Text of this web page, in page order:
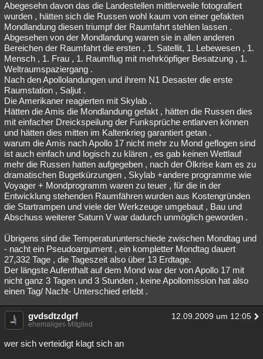
Abegesehn davon das die Landestellen mittlerweile fotografiert
wurden , hätten sich die Russen wohl kaum von einer gefakten
Mondlandung diesen triumpf der Raumfahrt stehlen lassen .
Abgesehen von der Mondlandung waren sie in allen anderen
Bereichen der Raumfahrt die ersten , 1. Satellit, 1. Lebewesen , 1.
Mensch , 1. Frau , 1. Raumflug mit mehrköpfiger Besatzung , 1.
Weltraumspaziergang .
Nach den Apollolandungen und ihrem N1 Desaster die erste
Raumstation , Saljut .
Die Amerikaner reagierten mit Skylab .
Hätten die Amis die Mondlandung gefakt , hätten die Russen dies
mit einfacher Dreickspeilung der Funksprüche entlarven können
und hätten dies mitten im Kaltenkrieg garantiert getan .
warum die Amis nach Apollo 17 nicht mehr zu Mond geflogen sind
ist auch einfach und logisch zu klären , es gab keinen Wettlauf
mehr die Russen hatten aufgegeben , nach der Ölkrise kam es zu
dramatischen Bugetkürzungen , Skylab +andere programme wie
Voyager + Mondprogramm waren zu teuer , für die in der
Entwicklung stehenden Raumfähren wurden aus Kostengründen
die Startrampen und viele der Werkzeuge umgebaut , Bau und
Abschuss weiterer Saturn V war dadurch unmöglich geworden .
Übrigens sind die Temperaturunterschiede zwischen Mondtag und
- nacht ein Pseudoargument , ein kompletter Mondtag dauert
27,332 Tage , die Tageszeit also über 13 Erdtage.
Der längste Aufenthalt auf dem Mond war der von Apollo 17 mit
nicht ganz 3 Tagen und 3 Stunden , keine Apollomission hat also
einen Tag/ Nacht- Unterschied erlebt .
gvdsdtzdgrf 12.09.2009 um 12:05
ehemaliges Mitglied
wer sich verteidigt klagt sich an